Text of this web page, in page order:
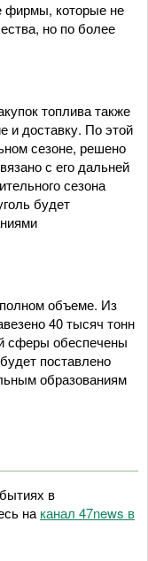
фирмы, которые не
но по более
топлива также
и доставку. По этой
сезоне, решено
с его дальней
сезона
будет
объеме. Из
40 тысяч тонн
сферы обеспечены
поставлено
образованиям
в
на канал 47news в